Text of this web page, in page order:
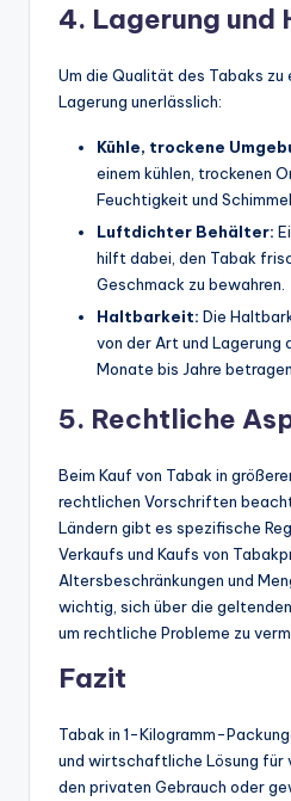
4. Lagerung
Um die Qualität des Tabaks
Lagerung unerlässlich:
Kühle, trockene
einem kühlen, trockenen
Feuchtigkeit und
Luftdichter Behälter:
hilft dabei, den Tabak
Geschmack zu bewahren.
Haltbarkeit: Die
von der Art und Lagerung
Monate bis Jahre betragen.
5. Rechtliche
Beim Kauf von Tabak in
rechtlichen Vorschriften
Ländern gibt es spezifische
Verkaufs und Kaufs von
Altersbeschränkungen und
wichtig, sich über die
um rechtliche Probleme zu
Fazit
Tabak in 1-Kilogramm-
und wirtschaftliche Lösung für
den privaten Gebrauch oder